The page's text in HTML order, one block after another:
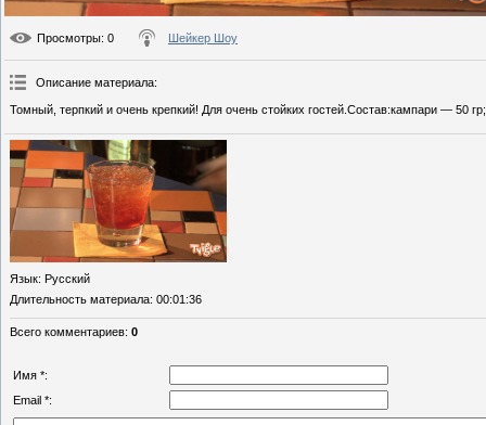
Просмотры: 0 Шейкер Шоу
Описание материала:
Томный, терпкий и очень крепкий! Для очень стойких гостей.Состав:кампари — 50
Язык: Русский
Длительность материала: 00:01:36
Всего комментариев: 0
Имя *:
Email *: